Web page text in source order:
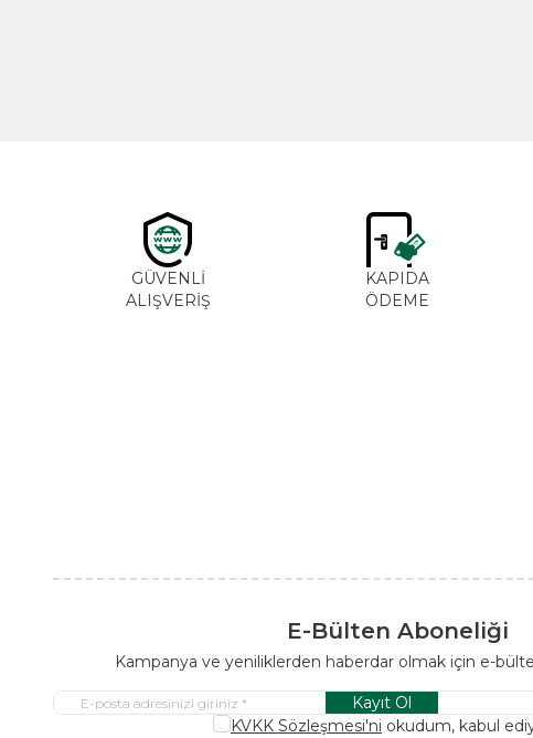
GÜVENLİ
ALIŞVERİŞ
KAPIDA
ÖDEME
E-Bülten Aboneliği
Kampanya ve yeniliklerden haberdar olmak için e-
Kayıt Ol
KVKK Sözleşmesi'ni okudum, kabul